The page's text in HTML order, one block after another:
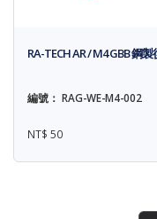
RA-TECH AR / M4 GBB 鋼
編號： RAG-WE-M4-002
NT$ 50